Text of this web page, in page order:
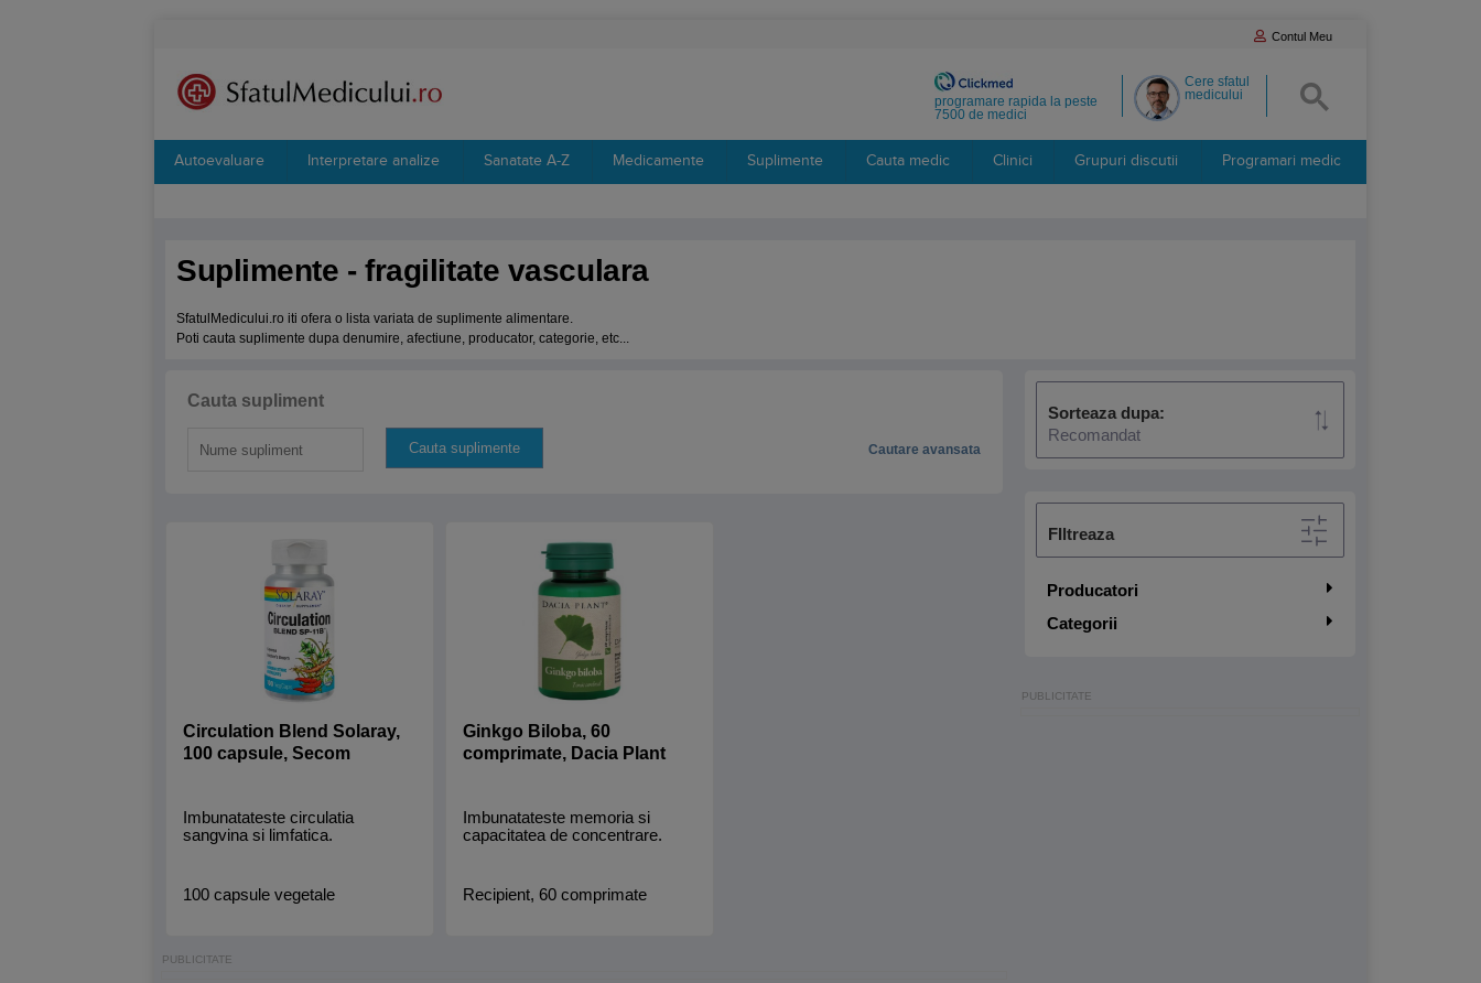
Contul Meu
Cere sfatul
medicului
programare rapida la peste
7500 de medici
Autoevaluare Interpretare analize Sanatate A-Z Medicamente Suplimente Cauta medic Clinici Grupuri discutii Programari medic
Suplimente - fragilitate vasculara
SfatulMedicului.ro iti ofera o lista variata de suplimente alimentare.
Poti cauta suplimente dupa denumire, afectiune, producator, categorie, etc...
Cauta supliment
Cautare avansata
Circulation Blend Solaray,
100 capsule, Secom
Imbunatateste circulatia
sangvina si limfatica.
100 capsule vegetale
Ginkgo Biloba, 60
comprimate, Dacia Plant
Imbunatateste memoria si
capacitatea de concentrare.
Recipient, 60 comprimate
Sorteaza dupa:
Recomandat
FIltreaza
Producatori
Categorii